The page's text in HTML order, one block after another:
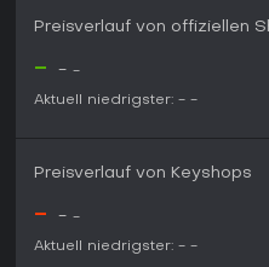
Preisverlauf von offiziellen
- - -
Aktuell niedrigster: - -
Preisverlauf von Keyshops
- - -
Aktuell niedrigster: - -